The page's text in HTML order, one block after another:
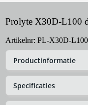
Prolyte X30D-L100
Artikelnr: PL-X30D-L100
Productinformatie
Specificaties